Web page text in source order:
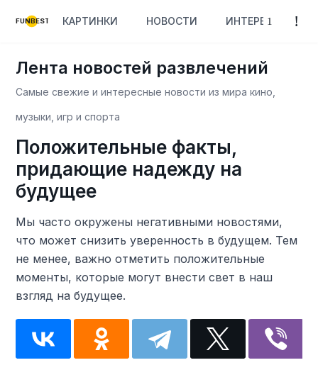
FUNBEST КАРТИНКИ НОВОСТИ ИНТЕРЕСНОЕ
Лента новостей развлечений
Самые свежие и интересные новости из мира кино,
музыки, игр и спорта
Положительные факты,
придающие надежду на
будущее
Мы часто окружены негативными новостями,
что может снизить уверенность в будущем. Тем
не менее, важно отметить положительные
моменты, которые могут внести свет в наш
взгляд на будущее.